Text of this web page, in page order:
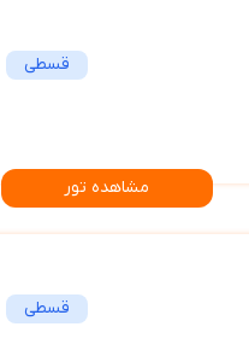
قسطی
مشاهده تور
قسطی